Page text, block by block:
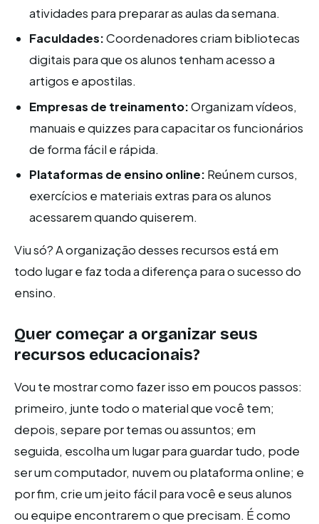
atividades para preparar as aulas da semana.
Faculdades:Coordenadores criam bibliotecas
digitais para que os alunos tenham acesso a
artigos e apostilas.
Empresas de treinamento:Organizam vídeos,
manuais e quizzes para capacitar os funcionários
de forma fácil e rápida.
Plataformas de ensino online: Reúnem cursos,
exercícios e materiais extras para os alunos
acessarem quando quiserem.
Viu só? A organização desses recursos está em
todo lugar e faz toda a diferença para o sucesso do
ensino.
Quer começar a organizar seus
recursos educacionais?
Vou te mostrar como fazer isso em poucos passos:
primeiro, junte todo o material que você tem;
depois, separe por temas ou assuntos; em
seguida, escolha um lugar para guardar tudo, pode
ser um computador, nuvem ou plataforma online; e
por fim, crie um jeito fácil para você e seus alunos
ou equipe encontrarem o que precisam. É como